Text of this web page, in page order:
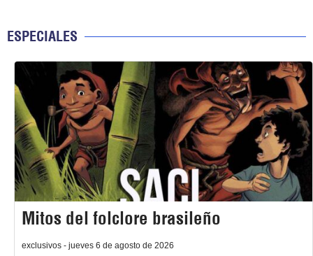
ESPECIALES
Mitos del folclore brasileño
exclusivos - jueves 6 de agosto de 2026